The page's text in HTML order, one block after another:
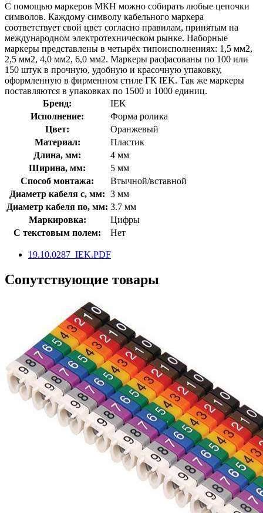
С помощью маркеров МКН можно собирать любые цепочки
символов. Каждому символу кабельного маркера
соответствует свой цвет согласно правилам, принятым на
международном электротехническом рынке. Наборные
маркеры представлены в четырёх типоисполнениях: 1,5 мм2,
2,5 мм2, 4,0 мм2, 6,0 мм2. Маркеры расфасованы по 100 или
150 штук в прочную, удобную и красочную упаковку,
оформленную в фирменном стиле ГК IEK. Так же маркеры
поставляются в упаковках по 1500 и 1000 единиц.
Бренд:
IEK
Исполнение:
Форма ролика
Цвет:
Оранжевый
Материал:
Пластик
Длина, мм:
4 мм
Ширина, мм:
5 мм
Способ монтажа:
Втычной/вставной
Диаметр кабеля с, мм: 3 мм
Диаметр кабеля по, мм: 3.7 мм
Маркировка:
Цифры
С текстовым полем:
Нет
19.10.0287_IEK.PDF
Сопутствующие товары